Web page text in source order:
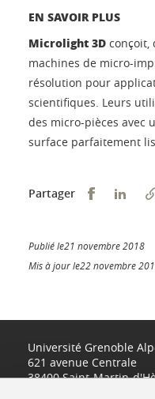
EN SAVOIR PLUS
Microlight 3D conçoit,
machines de micro-
résolution pour
scientifiques. Leurs
des micro-pièces avec
surface parfaitement
Partager Partager
Publié le21 novembre 2018
Mis à jour le22 novembre
Université Grenoble
621 avenue Centrale
38400 Saint-Martin-